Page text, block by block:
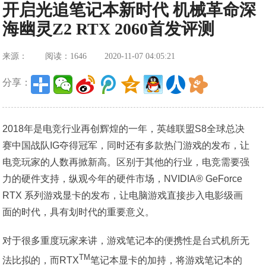
开启光追笔记本新时代 机械革命深
海幽灵Z2 RTX 2060首发评测
来源： 阅读：1646 2020-11-07 04:05:21
分享：
2018年是电竞行业再创辉煌的一年，英雄联盟S8全球总决
赛中国战队IG夺得冠军，同时还有多款热门游戏的发布，让
电竞玩家的人数再掀新高。区别于其他的行业，电竞需要强
力的硬件支持，纵观今年的硬件市场，NVIDIA® GeForce
RTX 系列游戏显卡的发布，让电脑游戏直接步入电影级画
面的时代，具有划时代的重要意义。
对于很多重度玩家来讲，游戏笔记本的便携性是台式机所无
法比拟的，而RTXTM笔记本显卡的加持，将游戏笔记本的